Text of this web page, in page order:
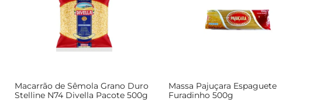
Macarrão de Sêmola Grano Duro
Stelline N74 Divella Pacote 500g
Massa Pajuçara Espaguete
Furadinho 500g